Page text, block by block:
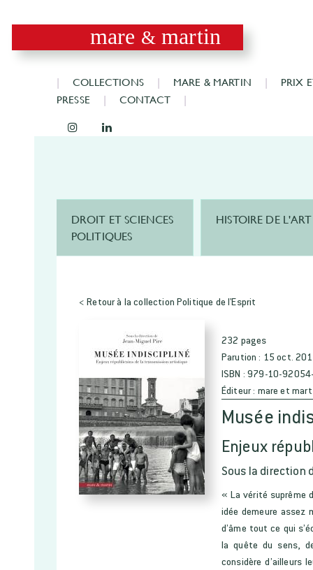
mare & martin
COLLECTIONS MARE & MARTIN
PRIX
PRESSE
CONTACT
DROIT ET SCIENCES
POLITIQUES
HISTOIRE DE L'ART
< Retour à la collection Politique de l'Esprit
232 pages
Parution : 15 oct.
ISBN : 979-10-
Éditeur : mare et
Musée
Enjeux
Sous la direction
« La vérité suprême
idée demeure assez
d’âme tout ce qui
la quête du sens,
considère d’ailleurs